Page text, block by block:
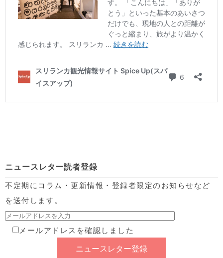
ニュースレター読者登録
不定期にコラム・更新情報・登録者限定のお知らせなど
を送付します。
メールアドレスを確認しました